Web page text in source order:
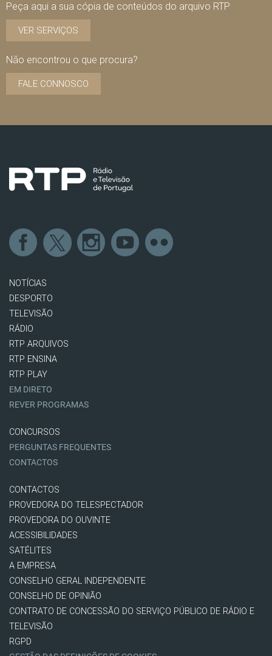
Peça aqui a sua cópia de conteúdos do arquivo RTP
VER SERVIÇOS
Não encontrou o que procura?
FALE CONNOSCO
NOTÍCIAS
DESPORTO
TELEVISÃO
RÁDIO
RTP ARQUIVOS
RTP ENSINA
RTP PLAY
EM DIRETO
REVER PROGRAMAS
CONCURSOS
PERGUNTAS FREQUENTES
CONTACTOS
CONTACTOS
PROVEDORA DO TELESPECTADOR
PROVEDORA DO OUVINTE
ACESSIBILIDADES
SATÉLITES
A EMPRESA
CONSELHO GERAL INDEPENDENTE
CONSELHO DE OPINIÃO
CONTRATO DE CONCESSÃO DO SERVIÇO PÚBLICO DE RÁDIO E
TELEVISÃO
RGPD